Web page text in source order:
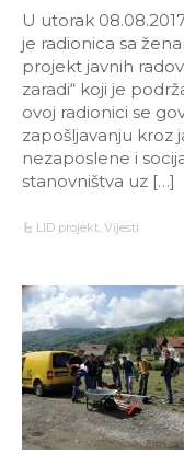
U utorak
je radionica sa
projekt javnih
zaradi“ koji je
ovoj radionici se
zapošljavanju kroz
nezaposlene i
stanovništva uz […]
LID projekt ,Vijesti